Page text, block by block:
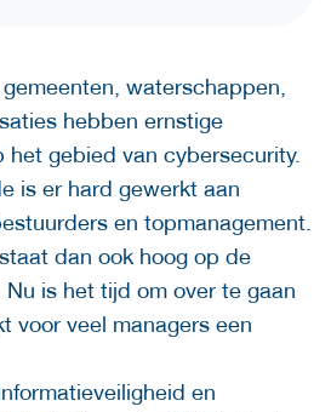
waterschappen,
hebben ernstige
het gebied van cybersecurity.
is er hard gewerkt aan
en topmanagement.
dan ook hoog op de
is het tijd om over te gaan
voor veel managers een
en